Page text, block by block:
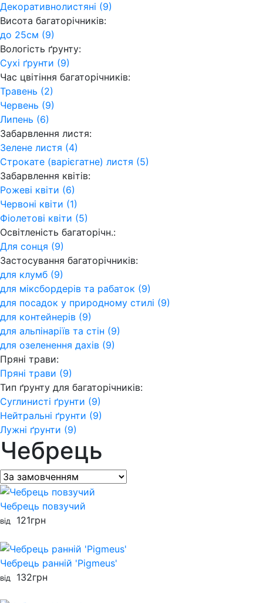
Декоративнолистяні (9)
Висота багаторічників:
до 25см (9)
Вологість ґрунту:
Сухі ґрунти (9)
Час цвітіння багаторічників:
Травень (2)
Червень (9)
Липень (6)
Забарвлення листя:
Зелене листя (4)
Строкате (варієгатне) листя (5)
Забарвлення квітів:
Рожеві квіти (6)
Червоні квіти (1)
Фіолетові квіти (5)
Освітленість багаторічн.:
Для сонця (9)
Застосування багаторічників:
для клумб (9)
для міксбордерів та рабаток (9)
для посадок у природному стилі (9)
для контейнерів (9)
для альпінаріїв та стін (9)
для озеленення дахів (9)
Пряні трави:
Пряні трави (9)
Тип ґрунту для багаторічників:
Суглинисті ґрунти (9)
Нейтральні ґрунти (9)
Лужні ґрунти (9)
Чебрець
Чебрець повзучий
від 121грн
Чебрець ранній 'Pigmeus'
від 132грн